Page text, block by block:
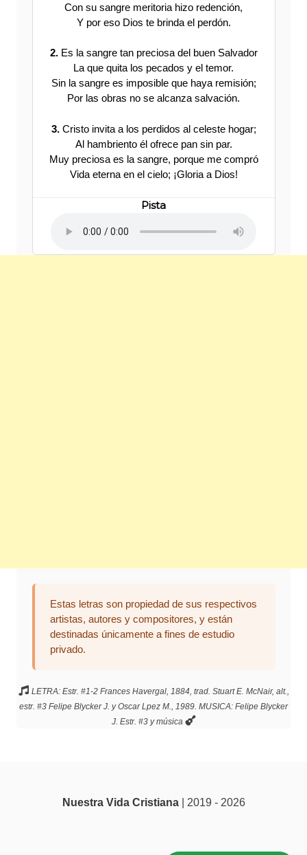
Con su sangre meritoria hizo redención,
Y por eso Dios te brinda el perdón.
2.Es la sangre tan preciosa del buen Salvador
La que quita los pecados y el temor.
Sin la sangre es imposible que haya remisión;
Por las obras no se alcanza salvación.
3.Cristo invita a los perdidos al celeste hogar;
Al hambriento él ofrece pan sin par.
Muy preciosa es la sangre, porque me compró
Vida eterna en el cielo; ¡Gloria a Dios!
Pista
Estas letras son propiedad de sus respectivos
artistas, autores y compositores, y están
destinadas únicamente a fines de estudio
privado.
LETRA: Estr. #1-2 Frances Havergal, 1884, trad. Stuart E. McNair, alt.,
estr. #3 Felipe Blycker J. y Oscar Lpez M., 1989. MUSICA: Felipe Blycker
J. Estr. #3 y música
Nuestra Vida Cristiana| 2019 - 2026